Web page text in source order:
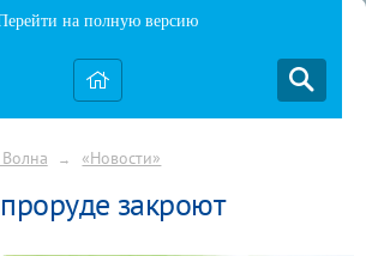
на полную версию
→ «Новости»
закроют